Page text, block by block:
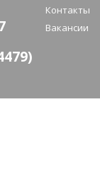
Контакты
Вакансии